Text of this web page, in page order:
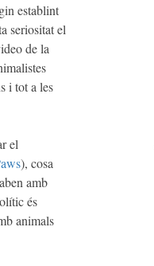
establint
seriositat el
de la
i tot a les
el
), cosa
amb
és
animals